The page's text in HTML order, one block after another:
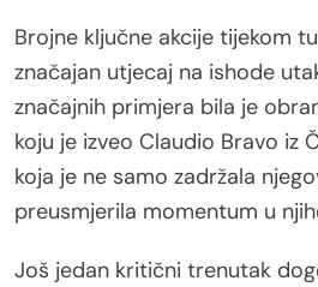
Brojne ključne akcije tijekom
značajan utjecaj na ishode
značajnih primjera bila je
koju je izveo Claudio Bravo iz
koja je ne samo zadržala
preusmjerila momentum u
Još jedan kritični trenutak